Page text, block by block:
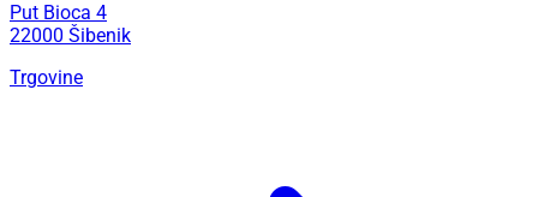
Put Bioca 4
22000 Šibenik
Trgovine